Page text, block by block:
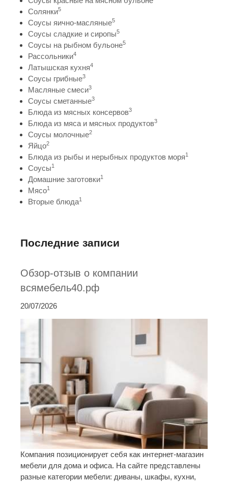
Солянки5
Соусы яично-масляные5
Соусы сладкие и сиропы5
Соусы на рыбном бульоне5
Рассольники4
Латышская кухня4
Соусы грибные3
Масляные смеси3
Соусы сметанные3
Блюда из мясных консервов3
Блюда из мяса и мясных продуктов3
Соусы молочные2
Яйцо2
Блюда из рыбы и нерыбных продуктов моря1
Соусы1
Домашние заготовки1
Мясо1
Вторые блюда1
Последние записи
Обзор-отзыв о компании
всямебель40.рф
20/07/2026
Компания позиционирует себя как интернет-магазин
мебели для дома и офиса. На сайте представлены
разные категории мебели: диваны, шкафы, кухни,